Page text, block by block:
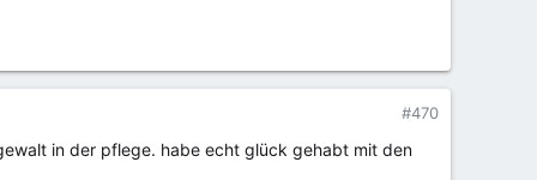
#470
in der pflege. habe echt glück gehabt mit den